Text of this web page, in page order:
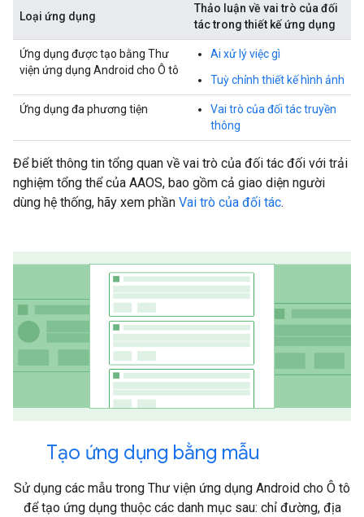
Loại ứng dụng
Thảo luận về vai trò của đối
tác trong thiết kế ứng dụng
Ứng dụng được tạo bằng Thư
viện ứng dụng Android cho Ô tô
Ai xử lý việc gì
Tuỳ chỉnh thiết kế hình ảnh
Ứng dụng đa phương tiện
Vai trò của đối tác truyền
thông
Để biết thông tin tổng quan về vai trò của đối tác đối với trải
nghiệm tổng thể của AAOS, bao gồm cả giao diện người
dùng hệ thống, hãy xem phần Vai trò của đối tác.
Tạo ứng dụng bằng mẫu
Sử dụng các mẫu trong Thư viện ứng dụng Android cho Ô tô
để tạo ứng dụng thuộc các danh mục sau: chỉ đường, địa